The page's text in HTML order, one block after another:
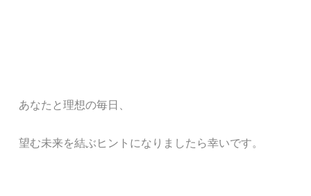
あなたと理想の毎日、
望む未来を結ぶヒントになりましたら幸いです。